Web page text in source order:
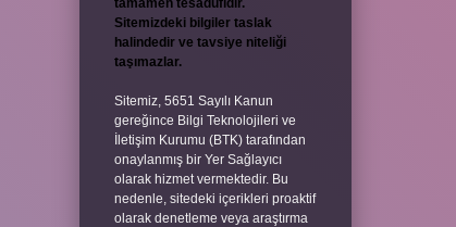
Sitemizdeki bilgiler taslak
halindedir ve tavsiye niteliği
taşımazlar.
Sitemiz, 5651 Sayılı Kanun
gereğince Bilgi Teknolojileri ve
İletişim Kurumu (BTK) tarafından
onaylanmış bir Yer Sağlayıcı
olarak hizmet vermektedir. Bu
nedenle, sitedeki içerikleri proaktif
olarak denetleme veya araştırma